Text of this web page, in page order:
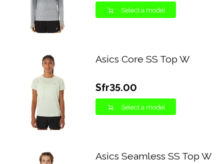
Select a model
Asics Core SS Top W
Sfr35.00
Select a model
Asics Seamless SS Top W